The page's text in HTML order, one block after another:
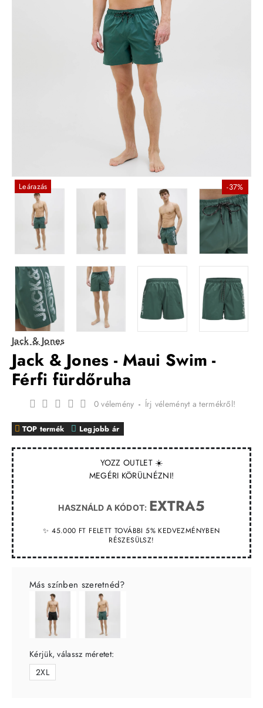
Leárazás -37%
Jack & Jones
Jack & Jones - Maui Swim -
Férfi fürdőruha
YOZZ OUTLET ☀️
MEGÉRI KÖRÜLNÉZNI!
HASZNÁLD A KÓDOT: EXTRA5
✨ 45.000 FT FELETT TOVÁBBI 5% KEDVEZMÉNYBEN
RÉSZESÜLSZ!
TOP termék Legjobb ár
0 vélemény - Írj véleményt a termékről!
Más színben szeretnéd?
Kérjük, válassz méretet:
2XL